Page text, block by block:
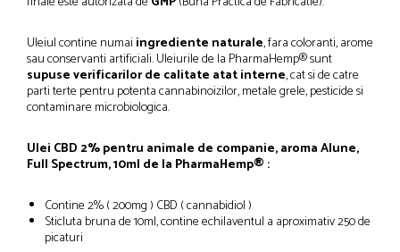
Uleiul contine numai ingrediente naturale, fara coloranti, arome
sau conservanti artificiali. Uleiurile de la PharmaHemp® sunt
supuse verificarilor de calitate atat interne, cat si de catre
parti terte pentru potenta cannabinoizilor, metale grele, pesticide si
contaminare microbiologica.
Ulei CBD 2% pentru animale de companie, aroma Alune,
Full Spectrum, 10ml de la PharmaHemp® :
Contine 2% ( 200mg ) CBD ( cannabidiol )
Sticluta bruna de 10ml, contine echilaventul a aproximativ 250 de
picaturi